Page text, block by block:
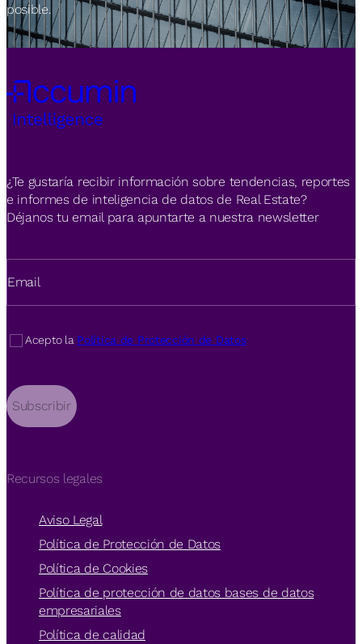
posible.
¿Te gustaría recibir información sobre tendencias, reportes
e informes de inteligencia de datos de Real Estate?
Déjanos tu email para apuntarte a nuestra newsletter
Email
Acepto la Política de Protección de Datos
Subscribir
Recursos legales
Aviso Legal
Política de Protección de Datos
Política de Cookies
Política de protección de datos bases de datos
empresariales
Política de calidad